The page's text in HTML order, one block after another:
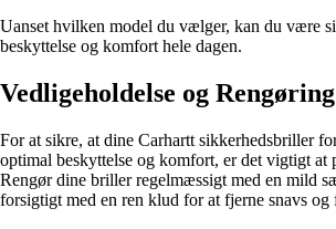
Uanset hvilken model du vælger, kan du være
beskyttelse og komfort hele dagen.
Vedligeholdelse og Rengøring
For at sikre, at dine Carhartt sikkerhedsbriller
optimal beskyttelse og komfort, er det vigtigt at
Rengør dine briller regelmæssigt med en mild
forsigtigt med en ren klud for at fjerne snavs og